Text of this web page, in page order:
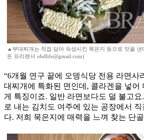
▲부대찌개는 직접 담아 숙성시킨 묵은지 등으로 맛을
돈 프리랜서 obdlife@gmail.com)
“6개월 연구 끝에 오뎅식당 전용 라면사
대찌개에 특화된 면인데, 콜라겐을 넣어
게 특징이죠. 일반 라면보다도 덜 불고
로 내는 김치도 여주에 있는 공장에서 직
다. 저희 묵은지에 매력을 느껴 찾는 단